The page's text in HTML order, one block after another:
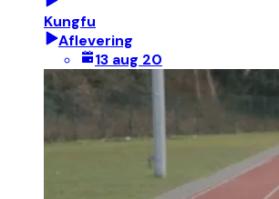
Kungfu
Aflevering
13 aug 20